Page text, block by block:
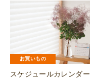
お買いもの
スケジュールカレンダー